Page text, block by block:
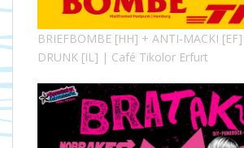
BRIEFBOMBE [HH] + ANTI-MACKI [EF]
DRUNK [IL] | Café Tikolor Erfurt